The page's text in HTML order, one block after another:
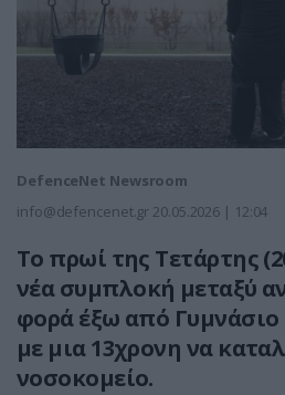
DefenceNet Newsroom
info@defencenet.gr 20.05.2026 | 12:04
Το πρωί της Τετάρτης
νέα συμπλοκή μεταξύ
φορά έξω από Γυμνάσιο
με μια 13χρονη να
νοσοκομείο.